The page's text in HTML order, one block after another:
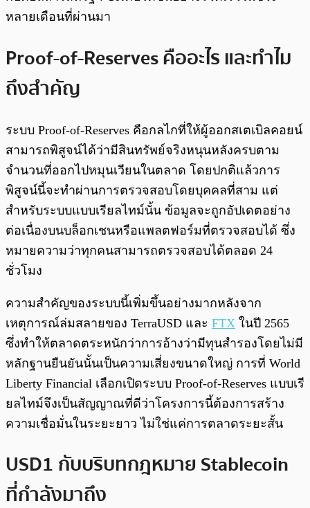
หลายเดือนที่ผ่านมา
Proof-of-Reserves คืออะไร และทำไม
ถึงสำคัญ
ระบบ Proof-of-Reserves คือกลไกที่ให้ผู้ออกสเตเบิลคอยน์
สามารถพิสูจน์ได้ว่ามีสินทรัพย์จริงหนุนหลังครบตาม
จำนวนที่ออกไปหมุนเวียนในตลาด โดยปกติแล้วการ
พิสูจน์นี้จะทำผ่านการตรวจสอบโดยบุคคลที่สาม แต่
สำหรับระบบแบบเรียลไทม์นั้น ข้อมูลจะถูกอัปเดตอย่าง
ต่อเนื่องบนบล็อกเชนหรือแพลตฟอร์มที่ตรวจสอบได้ ซึ่ง
หมายความว่าทุกคนสามารถตรวจสอบได้ตลอด 24
ชั่วโมง
ความสำคัญของระบบนี้เพิ่มขึ้นอย่างมากหลังจาก
เหตุการณ์ล่มสลายของ TerraUSD และ FTX ในปี 2565
ซึ่งทำให้ตลาดตระหนักว่าการอ้างว่ามีทุนสำรองโดยไม่มี
หลักฐานยืนยันนั้นเป็นความเสี่ยงขนาดใหญ่ การที่ World
Liberty Financial เลือกเปิดระบบ Proof-of-Reserves แบบเรี
ยลไทม์จึงเป็นสัญญาณที่ดีว่าโครงการนี้ต้องการสร้าง
ความเชื่อมั่นในระยะยาว ไม่ใช่แค่การตลาดระยะสั้น
USD1 กับบริบทกฎหมาย Stablecoin
ที่กำลังมาถึง